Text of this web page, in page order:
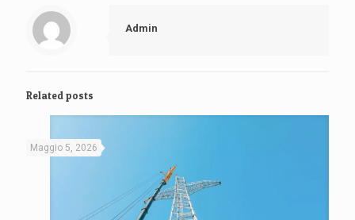
Admin
Related posts
Maggio 5, 2026